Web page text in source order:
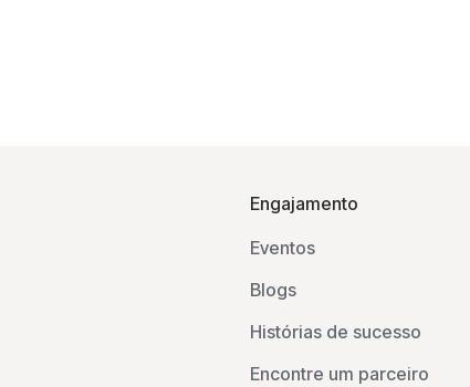
Engajamento
Eventos
Blogs
Histórias de sucesso
Encontre um parceiro